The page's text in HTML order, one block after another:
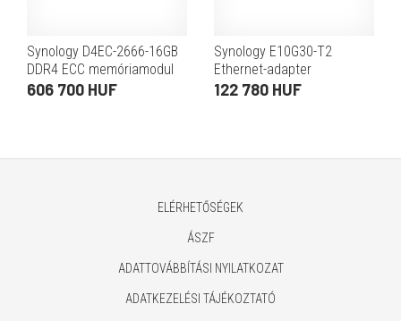
Synology D4EC-2666-16GB
DDR4 ECC memóriamodul
606 700 HUF
Synology E10G30-T2
Ethernet-adapter
122 780 HUF
ELÉRHETŐSÉGEK
ÁSZF
ADATTOVÁBBÍTÁSI NYILATKOZAT
ADATKEZELÉSI TÁJÉKOZTATÓ